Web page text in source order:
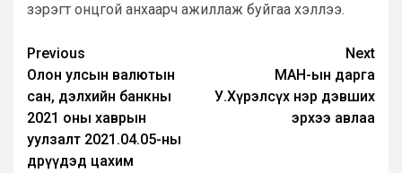
зэрэгт онцгой анхаарч ажиллаж буйгаа хэллээ.
Post
navigation
Previous
Олон улсын валютын
сан, дэлхийн банкны
2021 оны хаврын
уулзалт 2021.04.05-ны
өдрүүдэд цахим
Next
МАН-ын дарга
У.Хүрэлсүх нэр дэвших
эрхээ авлаа